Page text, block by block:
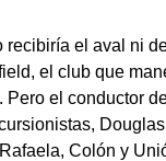
el aval ni
el club que
el conductor
Colón y